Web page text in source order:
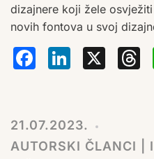
dizajnere koji žele
novih fontova u svoj
X
21.07.2023.
AUTORSKI ČLANCI |